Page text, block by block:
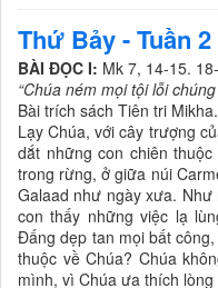
Thứ Bảy - Tuần
BÀI ĐỌC I: Mk 7, 14-15.
“Chúa ném mọi tội lỗi
Bài trích sách Tiên tri Mikha.
Lạy Chúa, với cây trượng
dắt những con chiên
trong rừng, ở giữa núi
Galaad như ngày xưa.
con thấy những việc lạ
Ðấng dẹp tan mọi bất
thuộc về Chúa? Chúa
mình, vì Chúa ưa thích